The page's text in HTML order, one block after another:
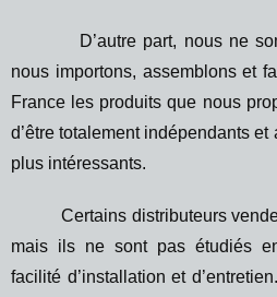
D’autre part, nous ne
nous importons, assemblons et
France les produits que nous
d’être totalement indépendants
plus intéressants.
Certains distributeurs
mais ils ne sont pas étudiés
facilité d’installation et